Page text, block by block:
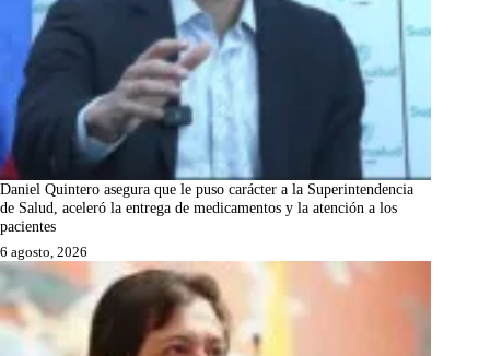
Daniel Quintero asegura que le puso carácter a la Superintendencia
de Salud, aceleró la entrega de medicamentos y la atención a los
pacientes
6 agosto, 2026